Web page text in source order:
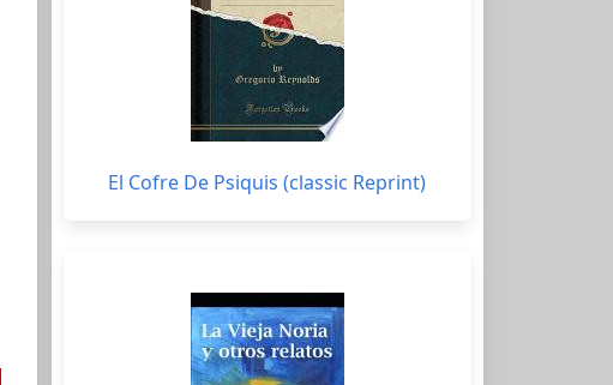
El Cofre De Psiquis (classic Reprint)